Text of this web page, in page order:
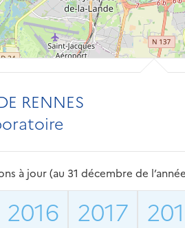
RENNES
à jour (au 31 décembre de
2016 2017